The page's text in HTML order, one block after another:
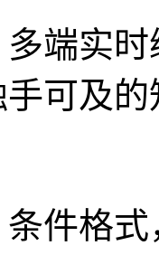
实时
可及
格式